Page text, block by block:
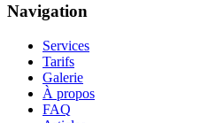
Navigation
Services
Tarifs
Galerie
À propos
FAQ